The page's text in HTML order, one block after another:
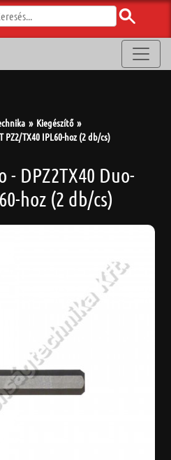
Kiegészítő
PZ2/TX40 IPL60-hoz (2 db/cs)
- DPZ2TX40 Duo-
hoz (2 db/cs)